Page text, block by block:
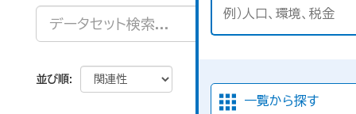
一覧から探す
並び順